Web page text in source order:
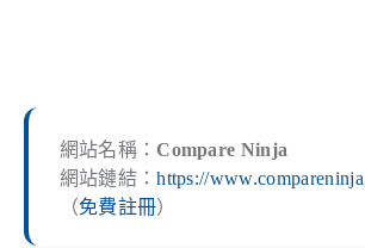
網站名稱：Compare Ninja
網站鏈結：https://
（免費註冊）